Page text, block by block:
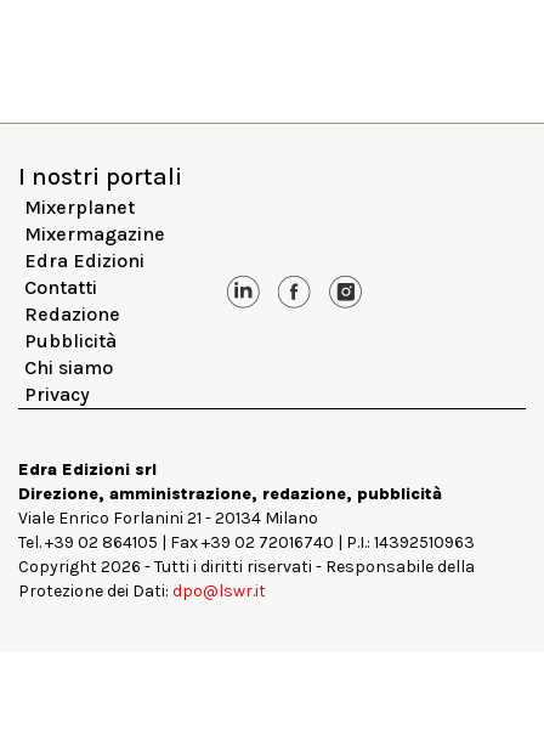
I nostri portali
Mixerplanet
Mixermagazine
Edra Edizioni
Contatti
Redazione
Pubblicità
Chi siamo
Privacy
Edra Edizioni srl
Direzione, amministrazione, redazione, pubblicità
Viale Enrico Forlanini 21 - 20134 Milano
Tel. +39 02 864105 | Fax +39 02 72016740 | P.I.: 14392510963
Copyright 2026 - Tutti i diritti riservati - Responsabile della
Protezione dei Dati: dpo@lswr.it